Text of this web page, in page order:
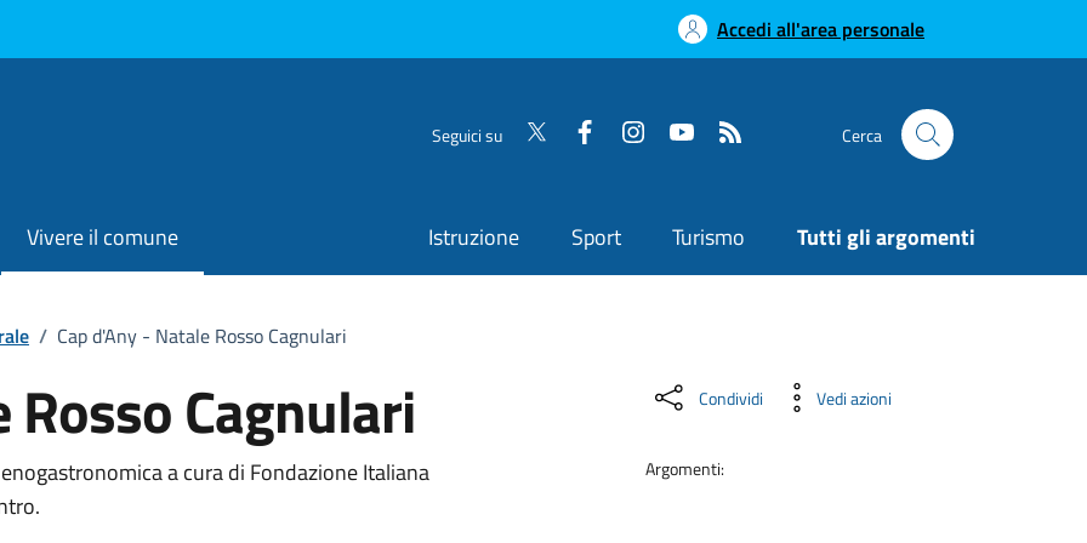
Accedi all'area personale
Seguici su Cerca
Vivere il comune Istruzione Sport Turismo Tutti gli argomenti
/ Cap d'Any - Natale Rosso Cagnulari
Cagnulari
a cura di Fondazione Italiana
Condividi Vedi azioni
Argomenti: